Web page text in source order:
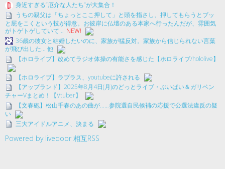
身近すぎる“厄介な人たち”が大集合！
うちの親父は「ちょっとここ押して」と頭を指さし、押してもらうとブッ
と屁をこくという技が得意。お彼岸に仏壇のある本家へ行ったんだが、雰囲気
がトゲトゲしていて… NEW!
36歳の彼女と結婚したいのに、家族が猛反対。家族から信じられない言葉
が飛び出した… 他
【ホロライブ】改めてラジオ体操の有能さを感じた【ホロライブ/hololive】
【ホロライブ】ラプラス、youtubeに許される
【アップランド】2025年8月4日(月)のどっとライブ・ぶいぱい＆ガリベン
チャーVまとめ！【Vtuber】
【文春砲】松山千春のあの曲が……参院選自民候補の応援で公選法違反の疑
い
三大アイドルアニメ、決まる
Powered by livedoor 相互RSS